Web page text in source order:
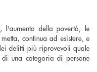
l'aumento della povertà, le
continua ad esistere, e
delitti più riprovevoli quale
una categoria di persone